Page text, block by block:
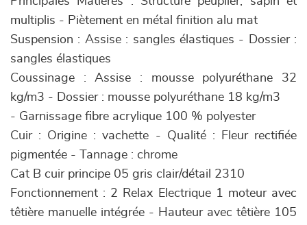
multiplis - Piètement en métal finition alu mat
Suspension : Assise : sangles élastiques - Dossier :
sangles élastiques
Coussinage : Assise : mousse polyuréthane 32
kg/m3 - Dossier : mousse polyuréthane 18 kg/m3
- Garnissage fibre acrylique 100 % polyester
Cuir : Origine : vachette - Qualité : Fleur rectifiée
pigmentée - Tannage : chrome
Cat B cuir principe 05 gris clair/détail 2310
Fonctionnement : 2 Relax Electrique 1 moteur avec
têtière manuelle intégrée - Hauteur avec têtière 105